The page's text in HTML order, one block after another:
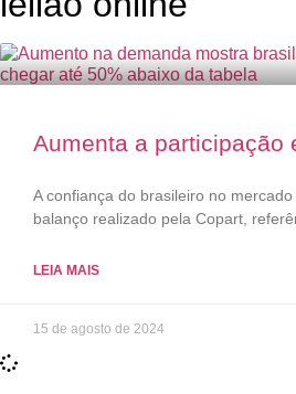
Aumenta a participação
A confiança do brasileiro no
balanço realizado pela Copart,
LEIA MAIS
15 de agosto de 2024